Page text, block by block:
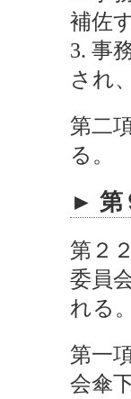
補佐
事
され
第二
る。
► 第
第２
委員
れる
第一
会傘